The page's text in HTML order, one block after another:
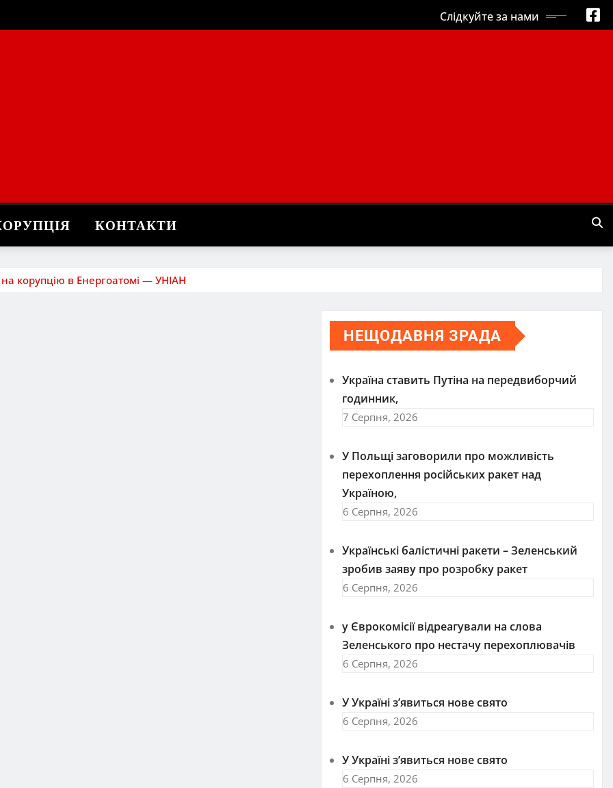
Слідкуйте за нами
КОНТАКТИ
корупцію в Енергоатомі — УНІАН
НЕЩОДАВНЯ ЗРАДА
Україна ставить Путіна на передвиборчий
годинник,
7 Серпня, 2026
У Польщі заговорили про можливість
перехоплення російських ракет над
Україною,
6 Серпня, 2026
Українські балістичні ракети – Зеленський
зробив заяву про розробку ракет
6 Серпня, 2026
у Єврокомісії відреагували на слова
Зеленського про нестачу перехоплювачів
6 Серпня, 2026
У Україні з’явиться нове свято
6 Серпня, 2026
У Україні з’явиться нове свято
6 Серпня, 2026